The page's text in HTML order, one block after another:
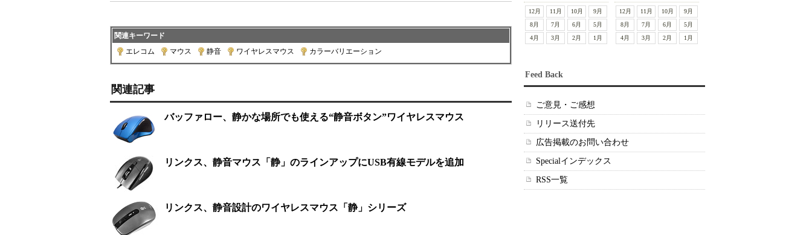
関連キーワード
エレコム
マウス 静音 ワイヤレスマウス カラーバリエーション
関連記事
バッファロー、静かな場所でも使える“静音ボタン”ワイヤレスマウス
リンクス、静音マウス「静」のラインアップにUSB有線モデルを追加
リンクス、静音設計のワイヤレスマウス「静」シリーズ
12月 11月 10月
9月
8月
7月 6月
5月
4月
3月 2月 1月
12月 11月 10月
9月
8月
7月 6月
5月
4月
3月 2月 1月
Feed Back
ご意見・ご感想
リリース送付先
広告掲載のお問い合わせ
Specialインデックス
RSS一覧